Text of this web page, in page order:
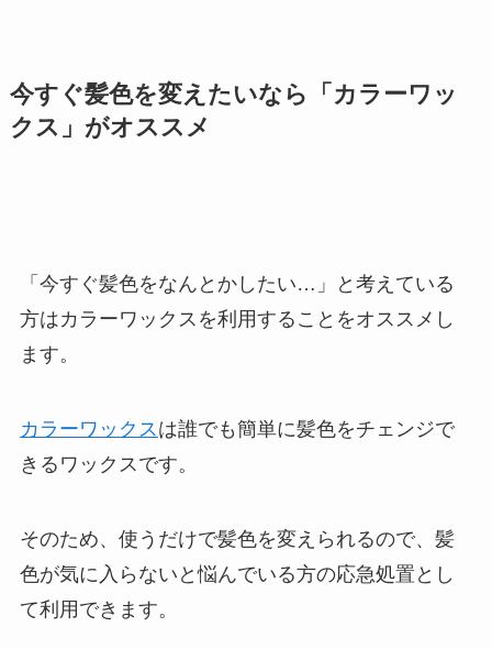
今すぐ髪色を変えたいなら「カラーワッ
クス」がオススメ
「今すぐ髪色をなんとかしたい…」と考えている
方はカラーワックスを利用することをオススメし
ます。
カラーワックスは誰でも簡単に髪色をチェンジで
きるワックスです。
そのため、使うだけで髪色を変えられるので、髪
色が気に入らないと悩んでいる方の応急処置とし
て利用できます。